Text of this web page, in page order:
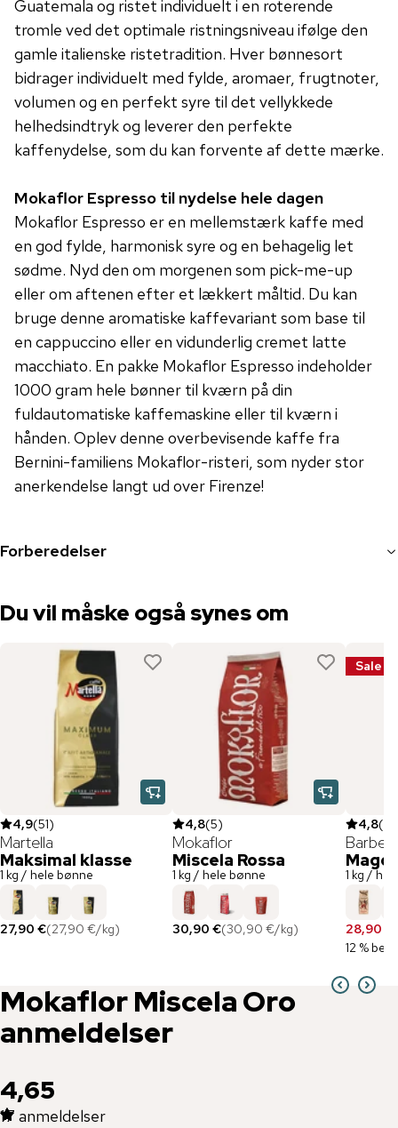
Guatemala og ristet individuelt i en roterende
tromle ved det optimale ristningsniveau ifølge den
gamle italienske ristetradition. Hver bønnesort
bidrager individuelt med fylde, aromaer, frugtnoter,
volumen og en perfekt syre til det vellykkede
helhedsindtryk og leverer den perfekte
kaffenydelse, som du kan forvente af dette mærke.
Mokaflor Espresso til nydelse hele dagen
Mokaflor Espresso er en mellemstærk kaffe med
en god fylde, harmonisk syre og en behagelig let
sødme. Nyd den om morgenen som pick-me-up
eller om aftenen efter et lækkert måltid. Du kan
bruge denne aromatiske kaffevariant som base til
en cappuccino eller en vidunderlig cremet latte
macchiato. En pakke Mokaflor Espresso indeholder
1000 gram hele bønner til kværn på din
fuldautomatiske kaffemaskine eller til kværn i
hånden. Oplev denne overbevisende kaffe fra
Bernini-familiens Mokaflor-risteri, som nyder stor
anerkendelse langt ud over Firenze!
Forberedelser
Du vil måske også synes om
4,9(51)
Martella
Maksimal klasse
1 kg / hele bønne
27,90 €(27,90 €/kg)
4,8(5)
Mokaflor
Miscela Rossa
1 kg / hele bønne
30,90 €(30,90 €/kg)
Sale
4,8(
Barbera
Mago
1 kg /
28,90 €
12 %
MokaflorMiscela Oro
anmeldelser
4,65
17 anmeldelser